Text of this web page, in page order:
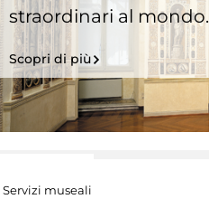
straordinari al mondo.
Scopri di più
Servizi museali